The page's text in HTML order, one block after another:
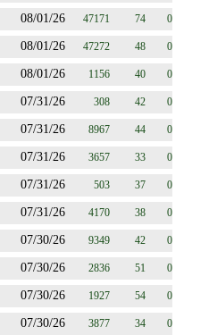
08/01/26 47171 74 0
08/01/26 47272 48 0
08/01/26 1156 40 0
07/31/26 308 42 0
07/31/26 8967 44 0
07/31/26 3657 33 0
07/31/26 503 37 0
07/31/26 4170 38 0
07/30/26 9349 42 0
07/30/26 2836 51 0
07/30/26 1927 54 0
07/30/26 3877 34 0